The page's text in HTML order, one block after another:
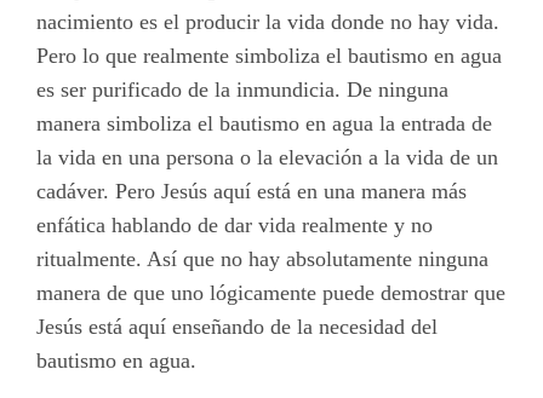
nacimiento es el producir la vida donde no hay vida.
Pero lo que realmente simboliza el bautismo en agua
es ser purificado de la inmundicia. De ninguna
manera simboliza el bautismo en agua la entrada de
la vida en una persona o la elevación a la vida de un
cadáver. Pero Jesús aquí está en una manera más
enfática hablando de dar vida realmente y no
ritualmente. Así que no hay absolutamente ninguna
manera de que uno lógicamente puede demostrar que
Jesús está aquí enseñando de la necesidad del
bautismo en agua.